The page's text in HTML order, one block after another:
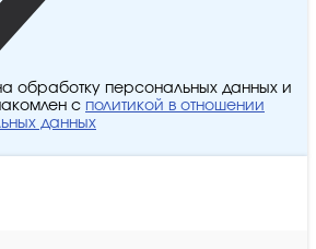
обработку персональных данных и
с политикой в отношении
данных